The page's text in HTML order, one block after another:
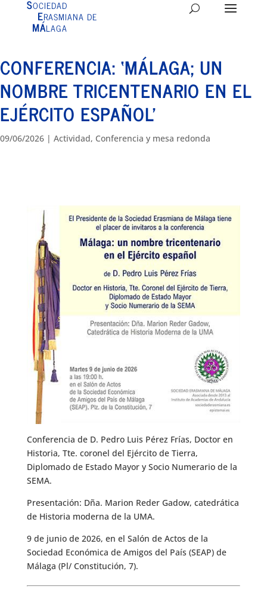
SOCIEDAD
ERASMIANA DE
MÁLAGA
CONFERENCIA: ‘MÁLAGA; UN
NOMBRE TRICENTENARIO EN EL
EJÉRCITO ESPAÑOL’
09/06/2026 | Actividad, Conferencia y mesa redonda
Conferencia de D. Pedro Luis Pérez Frías, Doctor en
Historia, Tte. coronel del Ejército de Tierra,
Diplomado de Estado Mayor y Socio Numerario de la
SEMA.
Presentación: Dña. Marion Reder Gadow, catedrática
de Historia moderna de la UMA.
9 de junio de 2026, en el Salón de Actos de la
Sociedad Económica de Amigos del País (SEAP) de
Málaga (Pl/ Constitución, 7).